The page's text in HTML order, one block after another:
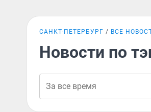
САНКТ-ПЕТЕРБУРГ ВСЕ
Новости по